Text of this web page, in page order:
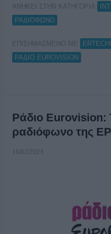
ΑΝΗΚΕΙ ΣΤΗΝ ΚΑΤΗΓΟΡΙΑ:
ΡΑΔΙΟΦΩΝΟ
ΕΠΙΣΗΜΑΣΜΕΝΟ ΜΕ:
ΡΑΔΙΟ EUROVISION
Ράδιο Eurovision:
ραδιόφωνο της
16/02/2023